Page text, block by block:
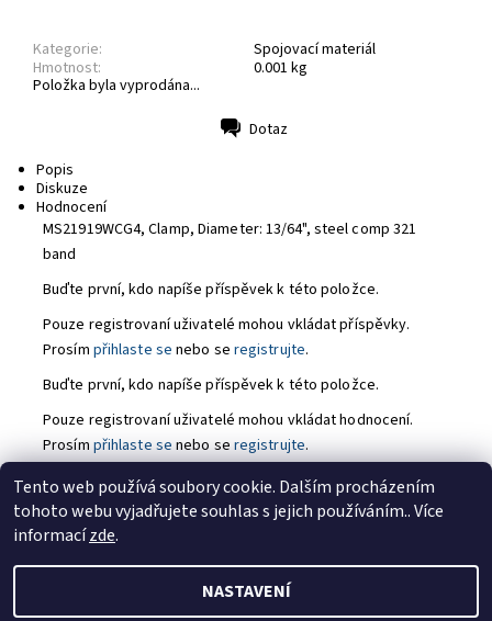
Kategorie:
Spojovací materiál
Hmotnost:
0.001 kg
Položka byla vyprodána...
Dotaz
Popis
Diskuze
Hodnocení
MS21919WCG4, Clamp, Diameter: 13/64", steel comp 321
band
Buďte první, kdo napíše příspěvek k této položce.
Pouze registrovaní uživatelé mohou vkládat příspěvky.
Prosím přihlaste se nebo se registrujte.
Buďte první, kdo napíše příspěvek k této položce.
Pouze registrovaní uživatelé mohou vkládat hodnocení.
Prosím přihlaste se nebo se registrujte.
https://tmj-aviation.cz
Tento web používá soubory cookie. Dalším procházením
tohoto webu vyjadřujete souhlas s jejich používáním.. Více
informacízde.
NASTAVENÍ